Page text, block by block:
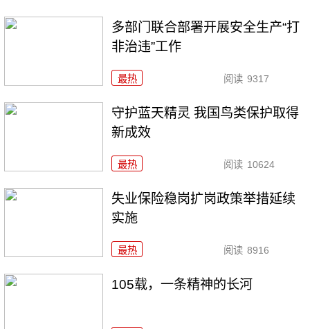
多部门联合部署开展安全生产“打
非治违”工作
最热 阅读 9317
守护蓝天精灵 我国鸟类保护取得
新成效
最热 阅读 10624
失业保险稳岗扩岗政策举措延续
实施
最热 阅读 8916
105载，一条精神的长河